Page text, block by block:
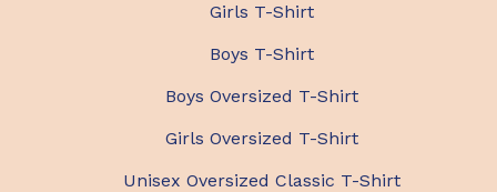
Girls T-Shirt
Boys T-Shirt
Boys Oversized T-Shirt
Girls Oversized T-Shirt
Unisex Oversized Classic T-Shirt